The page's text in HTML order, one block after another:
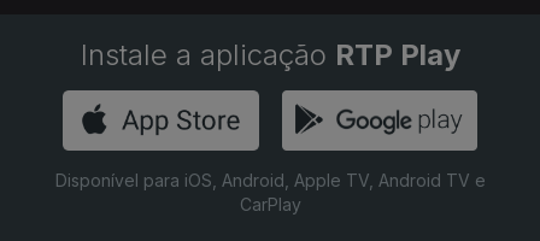
Instale a aplicação RTP Play
Disponível para iOS, Android, Apple TV, Android TV e
CarPlay